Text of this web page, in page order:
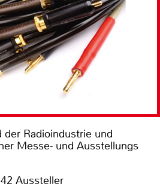
der Radioindustrie und
Messe- und Ausstellungs
Aussteller